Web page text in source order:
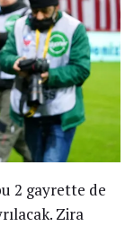
2 gayrette de
Zira